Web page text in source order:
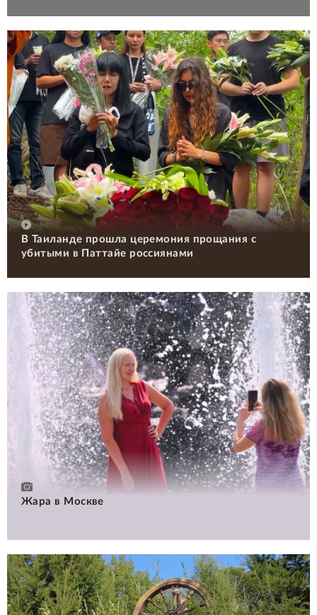
В Таиланде прошла церемония прощания с
убитыми в Паттайе россиянами
Жара в Москве